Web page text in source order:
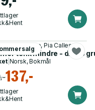
og styrke
Mette Futtrup, Pia Callesen
mer tenk mindre - dropp
| Norsk, Bokmål
137,-